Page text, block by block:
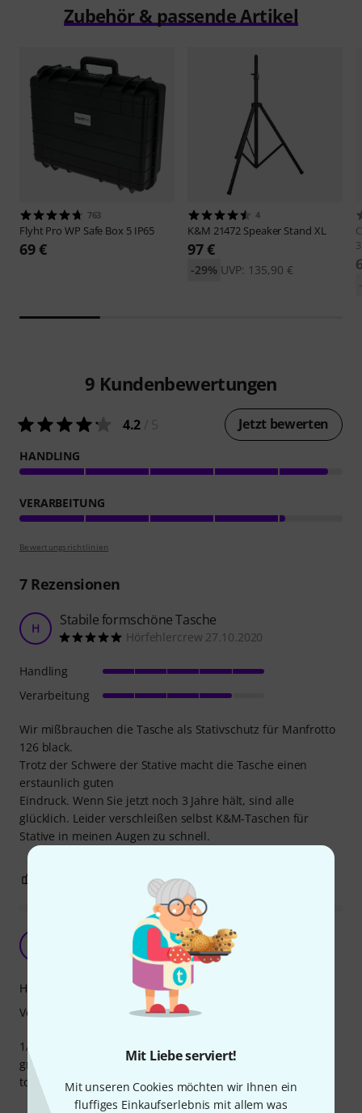
Mit Liebe serviert!
Mit unseren Cookies möchten wir Ihnen ein
fluffiges Einkaufserlebnis mit allem was
Zubehör & passende Artikel
763
Flyht ProWP Safe Box 5 IP65
69 €
4
K&M 21472 Speaker Stand XL
97 €
UVP: 135,90 €
-29%
3
9 Kundenbewertungen
4.2 Jetzt bewerten
HANDLING
VERARBEITUNG
Bewertungsrichtlinien
7Rezensionen
H Stabile formschöne Tasche
Hörfehlercrew 27.10.2020
Wir mißbrauchen die Tasche als Stativschutz für Manfrotto
126 black.
Trotz der Schwere der Stative macht die Tasche einen
erstaunlich guten
Eindruck. Wenn Sie jetzt noch 3 Jahre hält, sind alle
glücklich. Leider verschleißen selbst K&M-Taschen für
Stative in meinen Augen zu schnell.
Handling
Verarbeitung
BEWERTUNG MELDEN
stabil und praktisch
Mara-cello 04.01.2023
1A K&M Qualität. Ich hab zwei Taschen davon, eine für ein
großes Stativ und eine für Sonnenschirme. Ist für beides
top. Kann sie nur empfehlen.
Handling
Verarbeitung